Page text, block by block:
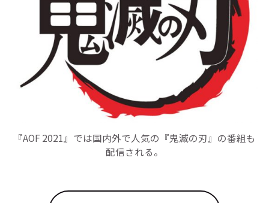
『AOF 2021』では国内外で人気の『鬼滅の刃』の番組も
配信される。